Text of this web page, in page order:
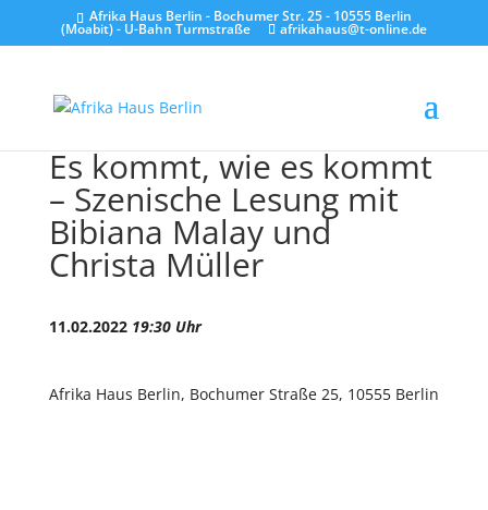
Afrika Haus Berlin - Bochumer Str. 25 - 10555 Berlin
(Moabit) - U-Bahn Turmstraße afrikahaus@t-online.de
Es kommt, wie es kommt
– Szenische Lesung mit
Bibiana Malay und
Christa Müller
11.02.2022 19:30 Uhr
Afrika Haus Berlin, Bochumer Straße 25, 10555 Berlin